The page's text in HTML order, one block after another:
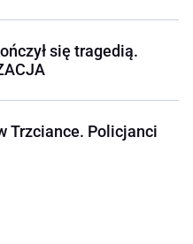
się tragedią.
Trzciance. Policjanci